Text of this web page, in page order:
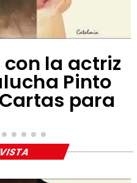
la actriz
Pinto
para